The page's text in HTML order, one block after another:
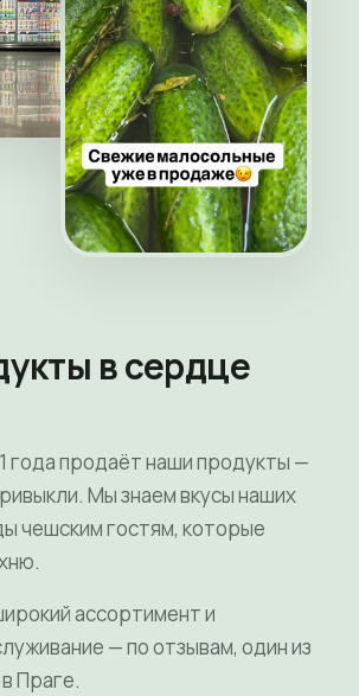
в сердце
года продаёт наши продукты —
Мы знаем вкусы наших
чешским гостям, которые
ассортимент и
— по отзывам, один из
Праге.